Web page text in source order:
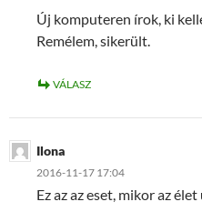
Új komputeren írok, ki
Remélem, sikerült.
VÁLASZ
Ilona
2016-11-17 17:04
Ez az az eset, mikor az